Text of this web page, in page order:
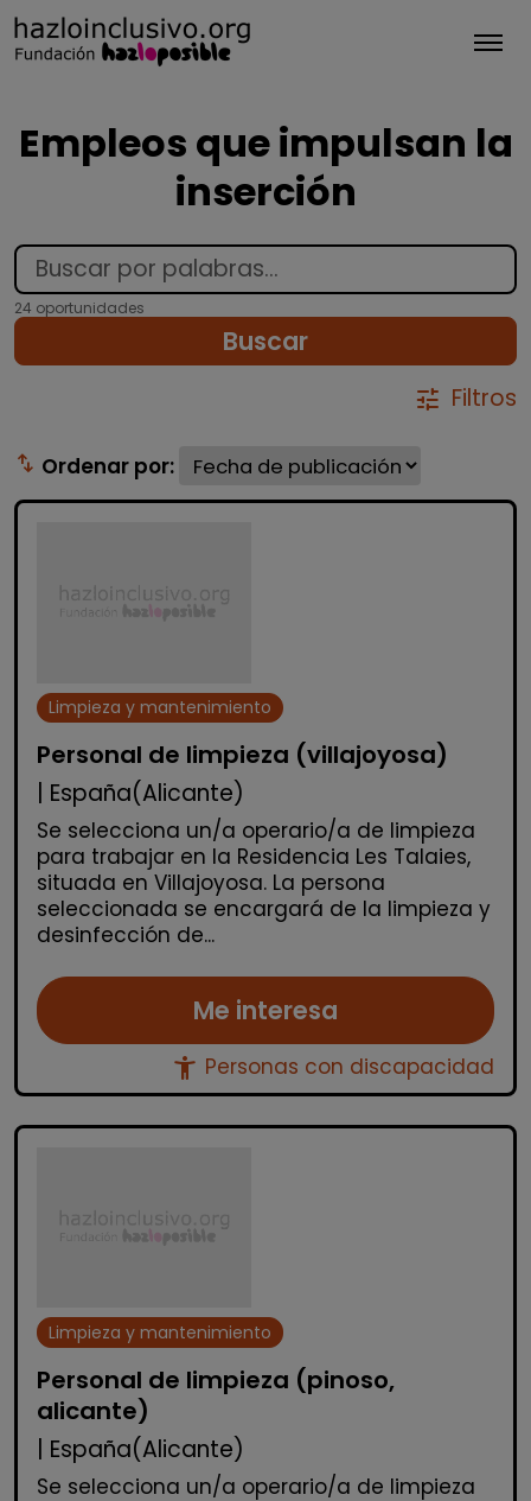
Empleos que impulsan la
inserción
24 oportunidades
Buscar
tune Filtros
swap_vert Ordenar por:
Limpieza y mantenimiento
Personal de limpieza (villajoyosa)
| España(Alicante)
Se selecciona un/a operario/a de limpieza
para trabajar en la Residencia Les Talaies,
situada en Villajoyosa. La persona
seleccionada se encargará de la limpieza y
desinfección de...
Me interesa
accessibility_new Personas con discapacidad
Limpieza y mantenimiento
Personal de limpieza (pinoso,
alicante)
| España(Alicante)
Se selecciona un/a operario/a de limpieza